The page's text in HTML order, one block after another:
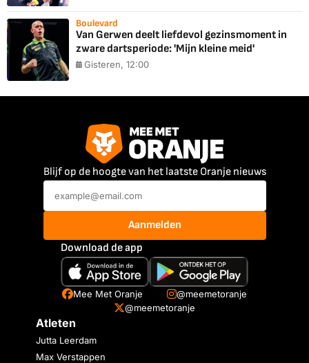
Boulevard
Van Gerwen deelt liefdevol gezinsmoment in
zware dartsperiode: 'Mijn kleine meid'
Gisteren, 12:00
Blijf op de hoogte van het laatste Oranje nieuws
Aanmelden
Download de app
Mee Met Oranje
@meemetoranje
@meemetoranje
Atleten
Jutta Leerdam
Max Verstappen